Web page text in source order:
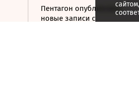
Пентагон опубликовал
новые записи с